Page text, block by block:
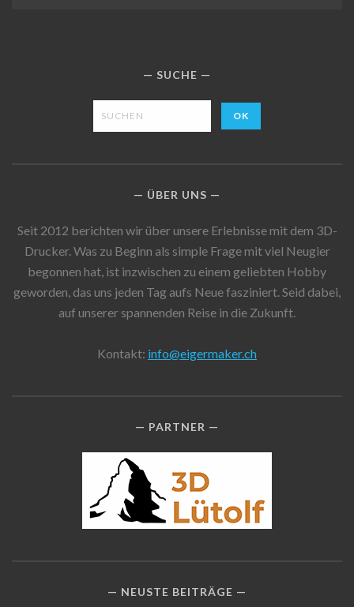
SUCHE
ÜBER UNS
Seit 2012 berichten wir über unsere Erlebnisse mit dem 3D-
Drucker. Was zu Beginn als simple Frage mit viel Neugier
begonnen hat, ist inzwischen zu einem geliebten Hobby
geworden, das uns jeden Tag aufs Neue fasziniert. Seid dabei,
auf unserer spannenden Reise in die Zukunft.
Kontakt: info@eigermaker.ch
PARTNER
NEUSTE BEITRÄGE